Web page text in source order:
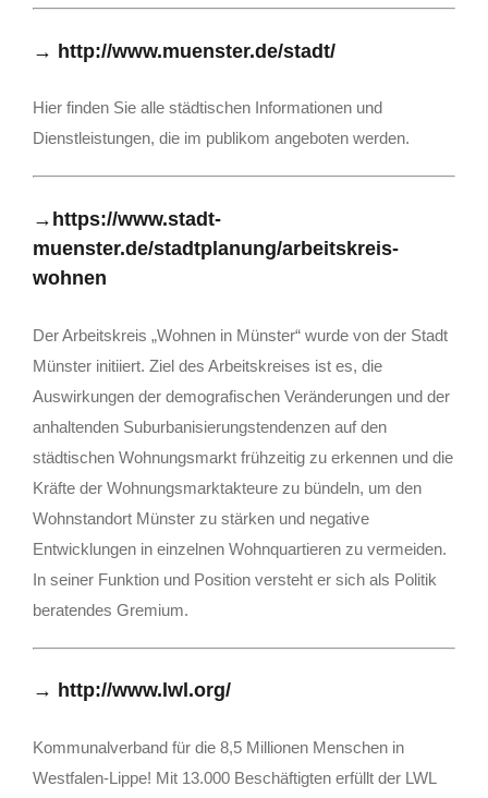
→ http://www.muenster.de/stadt/
Hier finden Sie alle städtischen Informationen und
Dienstleistungen, die im publikom angeboten werden.
→ https://www.stadt-
muenster.de/stadtplanung/arbeitskreis-
wohnen
Der Arbeitskreis „Wohnen in Münster“ wurde von der Stadt
Münster initiiert. Ziel des Arbeitskreises ist es, die
Auswirkungen der demografischen Veränderungen und der
anhaltenden Suburbanisierungstendenzen auf den
städtischen Wohnungsmarkt frühzeitig zu erkennen und die
Kräfte der Wohnungsmarktakteure zu bündeln, um den
Wohnstandort Münster zu stärken und negative
Entwicklungen in einzelnen Wohnquartieren zu vermeiden.
In seiner Funktion und Position versteht er sich als Politik
beratendes Gremium.
→ http://www.lwl.org/
Kommunalverband für die 8,5 Millionen Menschen in
Westfalen-Lippe! Mit 13.000 Beschäftigten erfüllt der LWL